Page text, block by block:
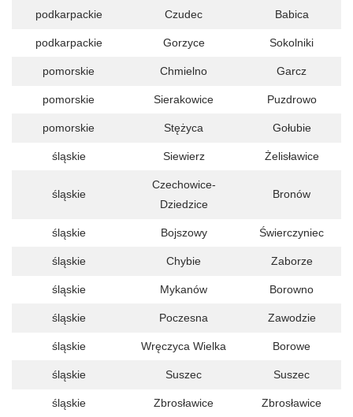
podkarpackie Czudec Babica
podkarpackie Gorzyce Sokolniki
pomorskie Chmielno Garcz
pomorskie Sierakowice Puzdrowo
pomorskie Stężyca Gołubie
śląskie Siewierz Żelisławice
śląskie
Czechowice-
Dziedzice
Bronów
śląskie Bojszowy Świerczyniec
śląskie Chybie Zaborze
śląskie Mykanów Borowno
śląskie Poczesna Zawodzie
śląskie Wręczyca Wielka Borowe
śląskie Suszec Suszec
śląskie Zbrosławice Zbrosławice